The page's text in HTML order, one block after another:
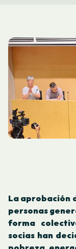
La aprobación
personas
forma
socias han